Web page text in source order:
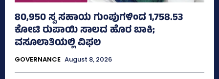
80,950 ಸ್ವ ಸಹಾಯ ಗುಂಪುಗಳಿಂದ 1,758.53
ಕೋಟಿ ರುಪಾಯಿ ಸಾಲದ ಹೊರ ಬಾಕಿ;
ವಸೂಲಾತಿಯಲ್ಲಿ ವಿಫಲ
GOVERNANCE August 8, 2026